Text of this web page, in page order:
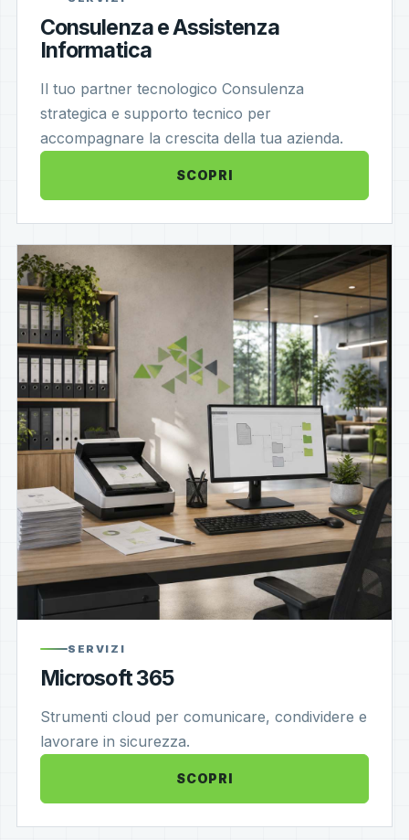
Consulenza e Assistenza
Informatica
Il tuo partner tecnologico Consulenza
strategica e supporto tecnico per
accompagnare la crescita della tua azienda.
SCOPRI
SERVIZI
Microsoft 365
Strumenti cloud per comunicare, condividere e
lavorare in sicurezza.
SCOPRI